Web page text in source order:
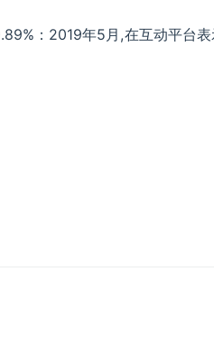
：2019年5月,在互动平台